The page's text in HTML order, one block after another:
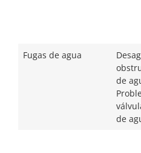
Fugas de agua
de
de